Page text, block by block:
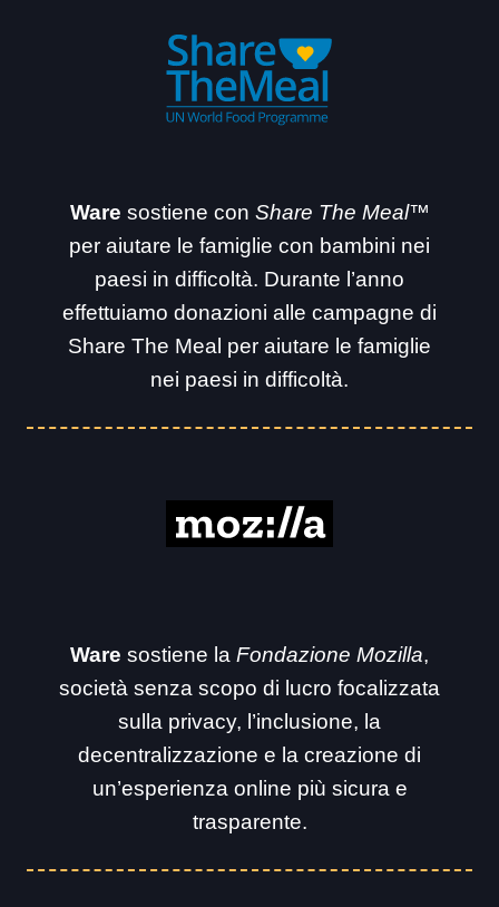
Ware sostiene con Share The Meal™
per aiutare le famiglie con bambini nei
paesi in difficoltà. Durante l’anno
effettuiamo donazioni alle campagne di
Share The Meal per aiutare le famiglie
nei paesi in difficoltà.
Ware sostiene la Fondazione Mozilla,
società senza scopo di lucro focalizzata
sulla privacy, l’inclusione, la
decentralizzazione e la creazione di
un’esperienza online più sicura e
trasparente.